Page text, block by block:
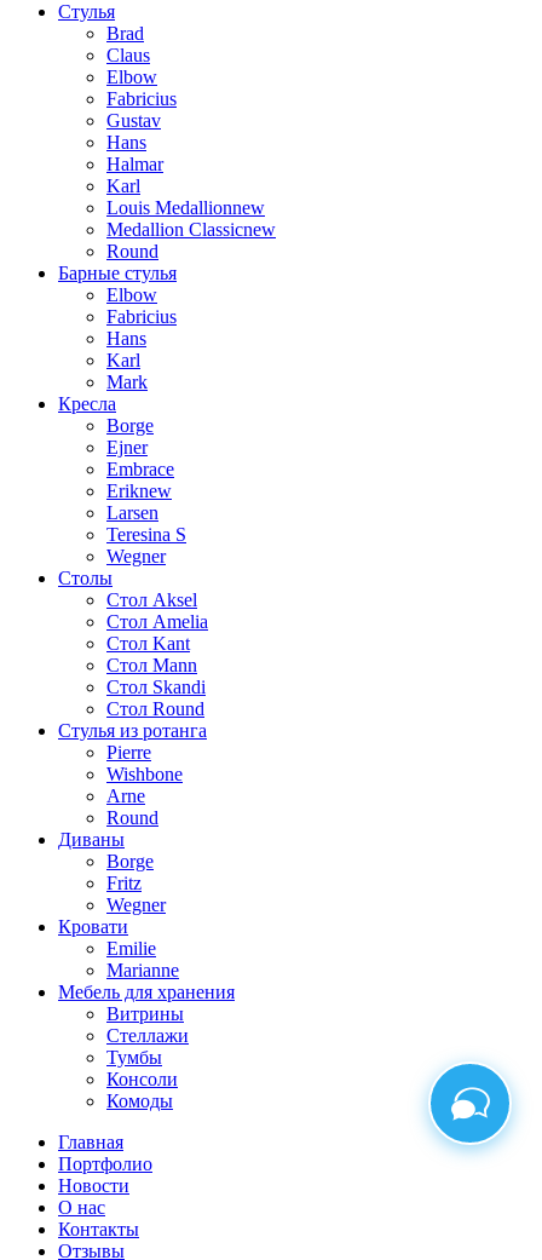
Стулья
Brad
Claus
Elbow
Fabricius
Gustav
Hans
Halmar
Karl
Louis Medallionnew
Medallion Classicnew
Round
Барные стулья
Elbow
Fabricius
Hans
Karl
Mark
Кресла
Borge
Ejner
Embrace
Eriknew
Larsen
Teresina S
Wegner
Столы
Стол Aksel
Стол Amelia
Стол Kant
Стол Mann
Стол Skandi
Стол Round
Стулья из ротанга
Pierre
Wishbone
Arne
Round
Диваны
Borge
Fritz
Wegner
Кровати
Emilie
Marianne
Мебель для хранения
Витрины
Стеллажи
Тумбы
Консоли
Комоды
Главная
Портфолио
Новости
О нас
Контакты
Отзывы